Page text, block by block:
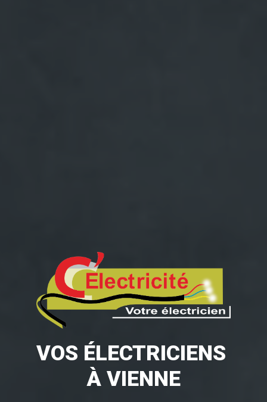
VOS ÉLECTRICIENS
À VIENNE